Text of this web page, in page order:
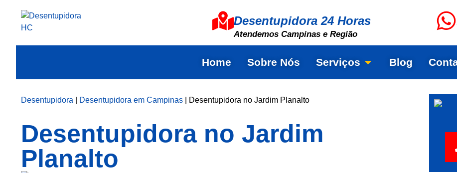
Desentupidora 24 Horas
Atendemos Campinas e Região
Home Sobre Nós Serviços Blog
Desentupidora Desentupidora em Campinas Desentupidora no Jardim Planalto
Desentupidora no Jardim
Planalto